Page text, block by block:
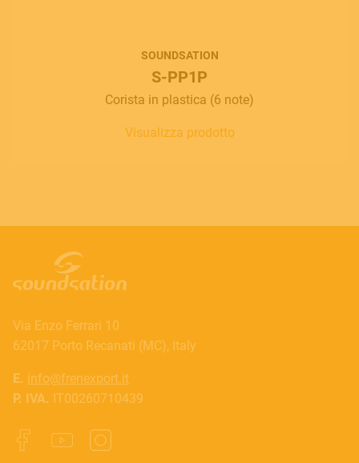
SOUNDSATION
S-PP1P
Corista in plastica (6 note)
Visualizza prodotto
Via Enzo Ferrari 10
62017 Porto Recanati (MC), Italy
E. info@frenexport.it
P. IVA. IT00260710439